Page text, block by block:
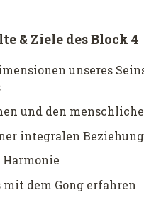
& Ziele des Block 4
unseres
und den
integralen
dem Gong erfahren